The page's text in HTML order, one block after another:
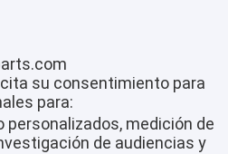
su consentimiento para
para:
personalizados, medición de
de audiencias y